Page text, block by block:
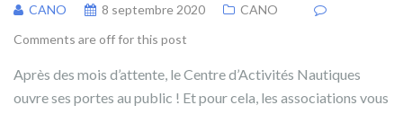
CANO 8 septembre 2020
CANO
Comments are off for this post
Après des mois d’attente, le Centre d’Activités Nautiques
ouvre ses portes au public ! Et pour cela, les associations vous